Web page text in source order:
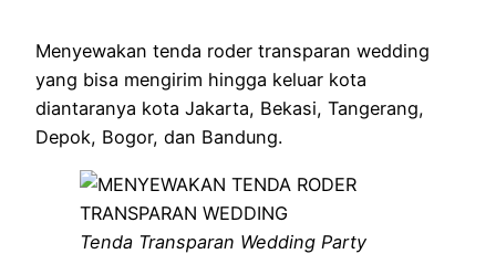
Menyewakan tenda roder transparan wedding
yang bisa mengirim hingga keluar kota
diantaranya kota Jakarta, Bekasi, Tangerang,
Depok, Bogor, dan Bandung.
Tenda Transparan Wedding Party